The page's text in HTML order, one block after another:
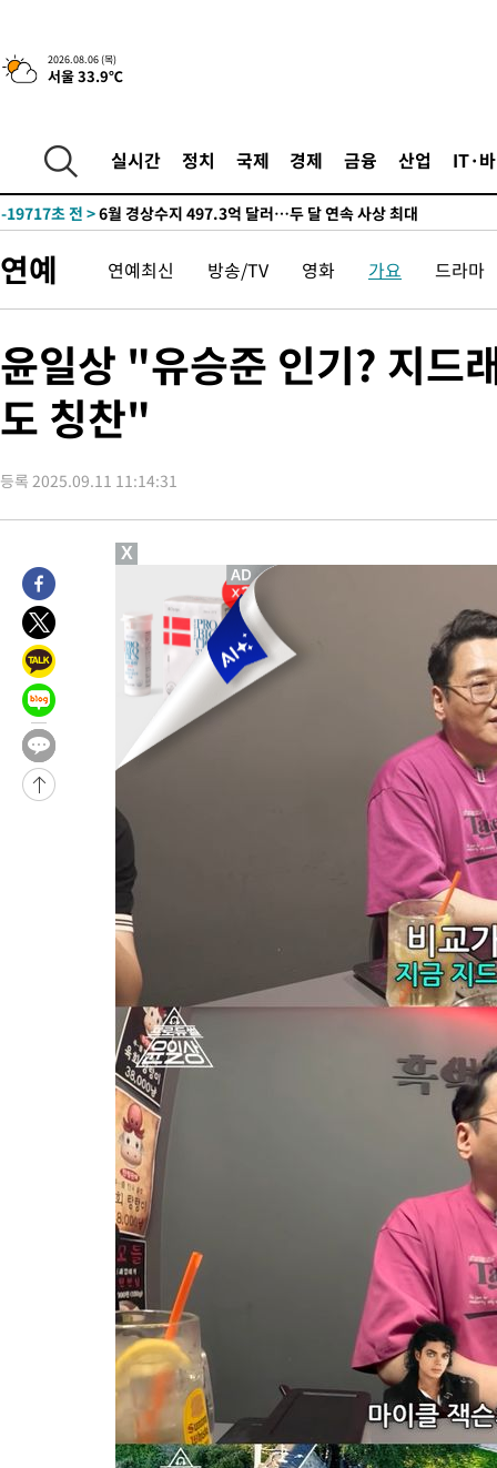
2026.08.06 (목)
서울 33.9℃
실시간 정치 국제 경제 금융 산업 IT·
상
-27887초 전 >[속보]코스피 매도사이드카 발동…4%대 급락
-27159초 전 >[속보]전남광주 초대 시민추천 부시장에 백승주·윤난실
-23287초 전 >
[속보]코스닥, 2.15포인트(0.27%) 내린 797.44 출발
-23270초 전 >
-19717초 전 >6월 경상수지 497.3억 달러…두 달 연속 사상 최대
-17030초 전 > 미 워싱턴주 스포캔 시의 통제불능 3개 산불, 방화선 일부 구축
-9203초 전 >[속보] 호르무즈 해협 이란-오만 협상 기대속 뉴욕증시 혼조 마감
임 3년 인터뷰
2시간 전 >[속보] "이란-오만, 호르무즈 해협 통행 항로 합의" 이란 외무부 대
-30030초 전 >[속보]산업장관 "李정부, 원전 반대 안해…안정 전력 위해 불
-28727초 전 >[속보]경찰, '홍명보 선임 논란' 대한축구협회·축구회관 등 압
상
-27907초 전 >[속보]코스피 매도사이드카 발동…4%대 급락
-27179초 전 >[속보]전남광주 초대 시민추천 부시장에 백승주·윤난실
서울 열대야 15일째 지속…비공식 '초열대야' 30도 넘어
-23307초 전 >
[속보]코스닥, 2.15포인트(0.27%) 내린 797.44 출발
-23290초 전 >
[속보]코스피, 119.51포인트(1.81%) 내린 6478.75 개장
-19737초 전 >
6월 경상수지 497.3억 달러…두 달 연속 사상 최대
-19688초 전 >
서울 낮 39도 '폭염중대경보'…40도 관측 가능성도
-17050초 전 >
미 워싱턴주 스포캔 시의 통제불능 3개 산불, 방화선 일부 구축
-9223초 전 >
[속보] 호르무즈 해협 이란-오만 협상 기대속 뉴욕증시 혼조 마
우 0.49%↑
-7578초 전 >
[속보] 이란 대통령 "지금 최고지도자와 소통하기가 매우 어려
임 3년 인터뷰
2시간 전 > [속보] "이란-오만, 호르무즈 해협 통행 항로 합의" 이란 외무부 대
연예 연예최신 방송/TV 영화 가요 드라마
윤일상 "유승준 인기? 지드
도 칭찬"
등록 2025.09.11 11:14:31
X